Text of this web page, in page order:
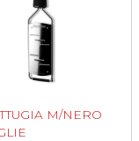
M/NERO